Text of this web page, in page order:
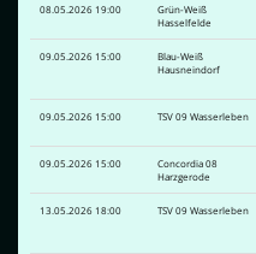
08.05.2026 19:00
Grün-Weiß
Hasselfelde
09.05.2026 15:00
Blau-Weiß
Hausneindorf
09.05.2026 15:00 TSV 09 Wasserleben
09.05.2026 15:00
Concordia 08
Harzgerode
13.05.2026 18:00 TSV 09 Wasserleben